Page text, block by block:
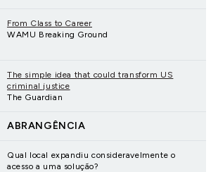
From Class to Career
WAMU Breaking Ground
The simple idea that could transform US
criminal justice
The Guardian
ABRANGÊNCIA
Qual local expandiu consideravelmente o
acesso a uma solução?